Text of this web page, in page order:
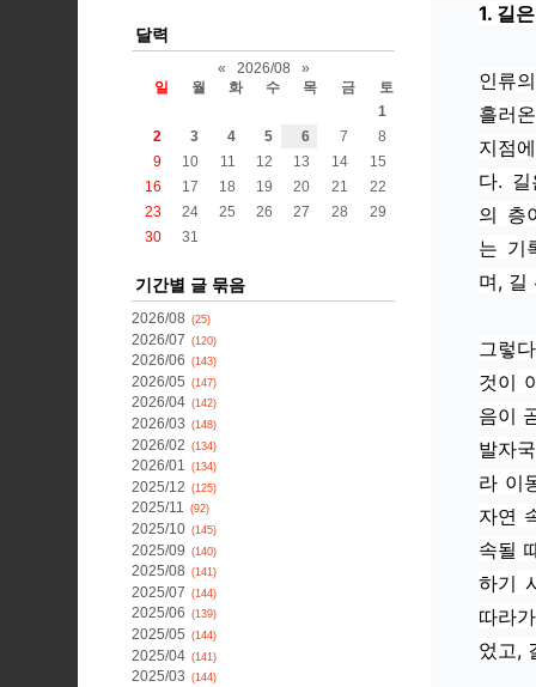
1. 길
인류
흘러
지점
다.
의 층
는 기
며, 길
그렇
것이
음이
발자
라 이
자연
속될
하기
따라
었고,
달력
« 2026/08
»
일
월 화 수 목 금
토
1
2
3 4 5 6 7
8
9
10 11 12 13 14
15
16
17 18 19 20 21
22
23
24 25 26 27 28
29
30
31
기간별 글 묶음
2026/08 (25)
2026/07 (120)
2026/06 (143)
2026/05 (147)
2026/04 (142)
2026/03 (148)
2026/02 (134)
2026/01 (134)
2025/12 (125)
2025/11 (92)
2025/10 (145)
2025/09 (140)
2025/08 (141)
2025/07 (144)
2025/06 (139)
2025/05 (144)
2025/04 (141)
2025/03 (144)